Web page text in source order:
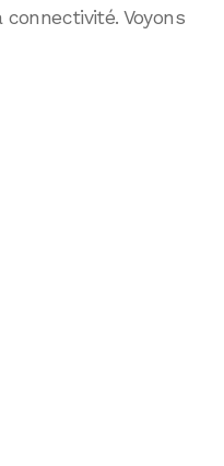
Voyons